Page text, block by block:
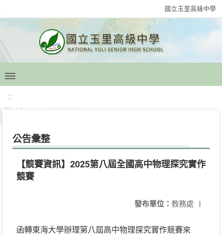
國立玉里高級中學
:::
公告彙整
【競賽資訊】2025第八屆全國高中物理探究實作
競賽
發布單位： 教務處 |
函轉東海大學辦理第八屆高中物理探究實作競賽來